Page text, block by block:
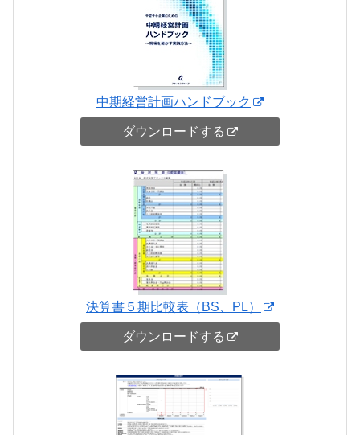
中期経営計画ハンドブック
ダウンロードする
決算書５期比較表（BS、PL）
ダウンロードする